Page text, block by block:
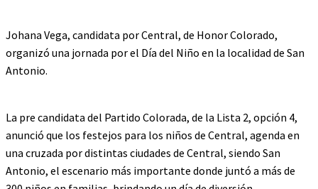
Johana Vega, candidata por Central, de Honor Colorado,
organizó una jornada por el Día del Niño en la localidad de San
Antonio.
La pre candidata del Partido Colorada, de la Lista 2, opción 4,
anunció que los festejos para los niños de Central, agenda en
una cruzada por distintas ciudades de Central, siendo San
Antonio, el escenario más importante donde juntó a más de